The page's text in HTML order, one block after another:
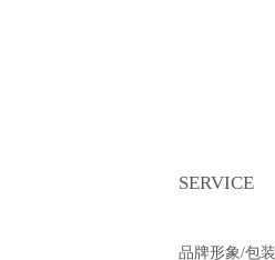
SERVICE
品牌形象/包